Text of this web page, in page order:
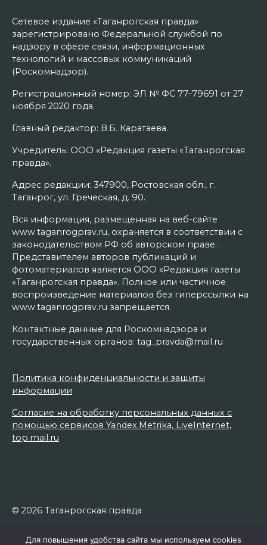
Сетевое издание «Таганрогская правда»
зарегистрировано Федеральной службой по
надзору в сфере связи, информационных
технологий и массовых коммуникаций
(Роскомнадзор).
Регистрационный номер: ЭЛ № ФС 77–79691 от 27
ноября 2020 года.
Главный редактор: В.Б. Каратаева.
Учредитель: ООО «Редакция газеты «Таганрогская
правда».
Адрес редакции: 347900, Ростовская обл., г.
Таганрог, ул. Греческая, д. 90.
Вся информация, размещенная на веб-сайте
www.taganrogprav.ru, охраняется в соответствии с
законодательством РФ об авторском праве.
Представителем авторов публикаций и
фотоматериалов является ООО «Редакция газеты
«Таганрогская правда». Полное или частичное
воспроизведение материалов без гиперссылки на
www.taganrogprav.ru запрещается.
Контактные данные для Роскомнадзора и
государственных органов: tag_pravda@mail.ru
Политика конфиденциальности и защиты
информации
Согласие на обработку персональных данных с
помощью сервисов Yandex.Metrika, LiveInternet,
top.mail.ru
© 2026 Таганрогская правда
Для повышения удобства сайта мы используем cookies